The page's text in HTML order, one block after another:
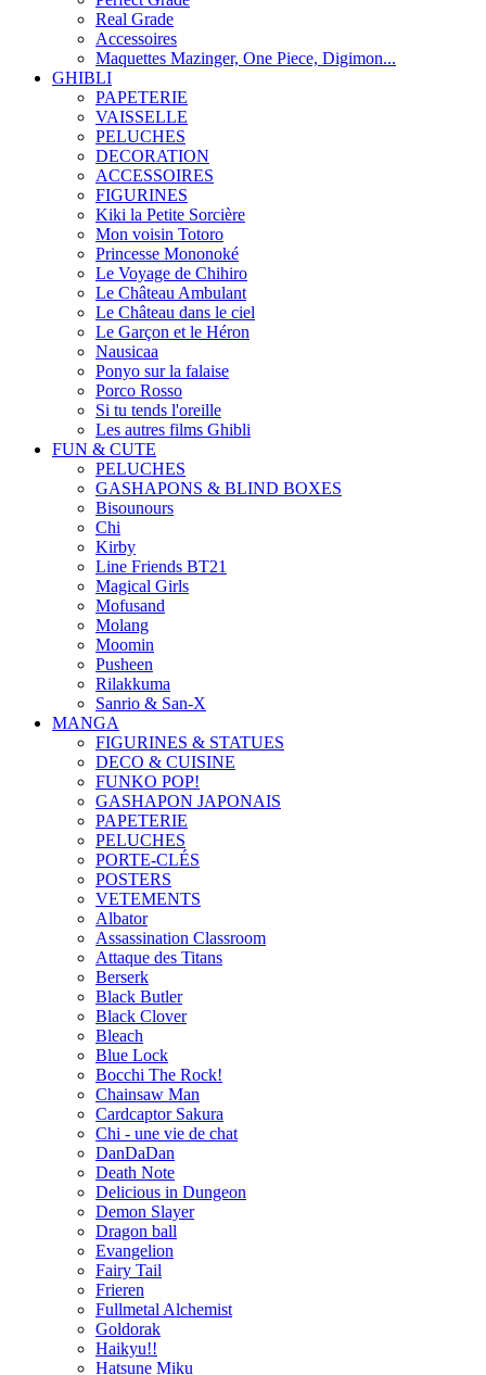
Real Grade
Accessoires
Maquettes Mazinger, One Piece, Digimon...
GHIBLI
PAPETERIE
VAISSELLE
PELUCHES
DECORATION
ACCESSOIRES
FIGURINES
Kiki la Petite Sorcière
Mon voisin Totoro
Princesse Mononoké
Le Voyage de Chihiro
Le Château Ambulant
Le Château dans le ciel
Le Garçon et le Héron
Nausicaa
Ponyo sur la falaise
Porco Rosso
Si tu tends l'oreille
Les autres films Ghibli
FUN & CUTE
PELUCHES
GASHAPONS & BLIND BOXES
Bisounours
Chi
Kirby
Line Friends BT21
Magical Girls
Mofusand
Molang
Moomin
Pusheen
Rilakkuma
Sanrio & San-X
MANGA
FIGURINES & STATUES
DECO & CUISINE
FUNKO POP!
GASHAPON JAPONAIS
PAPETERIE
PELUCHES
PORTE-CLÉS
POSTERS
VETEMENTS
Albator
Assassination Classroom
Attaque des Titans
Berserk
Black Butler
Black Clover
Bleach
Blue Lock
Bocchi The Rock!
Chainsaw Man
Cardcaptor Sakura
Chi - une vie de chat
DanDaDan
Death Note
Delicious in Dungeon
Demon Slayer
Dragon ball
Evangelion
Fairy Tail
Frieren
Fullmetal Alchemist
Goldorak
Haikyu!!
Hatsune Miku